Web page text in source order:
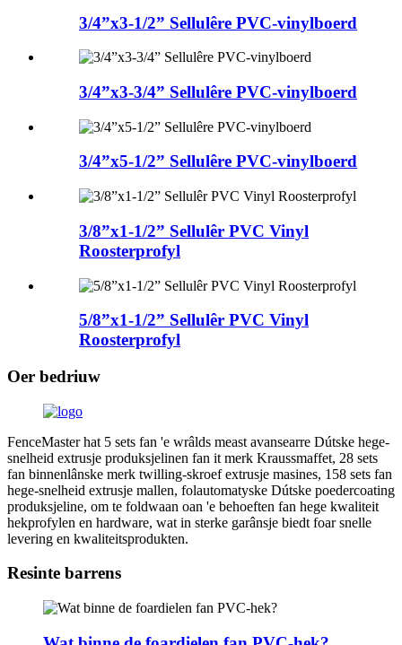
3/4”x3-1/2” Sellulêre PVC-vinylboerd
3/4”x3-3/4” Sellulêre PVC-vinylboerd
3/4”x5-1/2” Sellulêre PVC-vinylboerd
3/8”x1-1/2” Sellulêr PVC Vinyl
Roosterprofyl
5/8”x1-1/2” Sellulêr PVC Vinyl
Roosterprofyl
Oer bedriuw
FenceMaster hat 5 sets fan 'e wrâlds meast avansearre Dútske hege-
snelheid extrusje produksjelinen fan it merk Kraussmaffet, 28 sets
fan binnenlânske merk twilling-skroef extrusje masines, 158 sets fan
hege-snelheid extrusje mallen, folautomatyske Dútske poedercoating
produksjeline, om te foldwaan oan 'e behoeften fan hege kwaliteit
hekprofylen en hardware, wat in sterke garânsje biedt foar snelle
levering en kwaliteitsprodukten.
Resinte barrens